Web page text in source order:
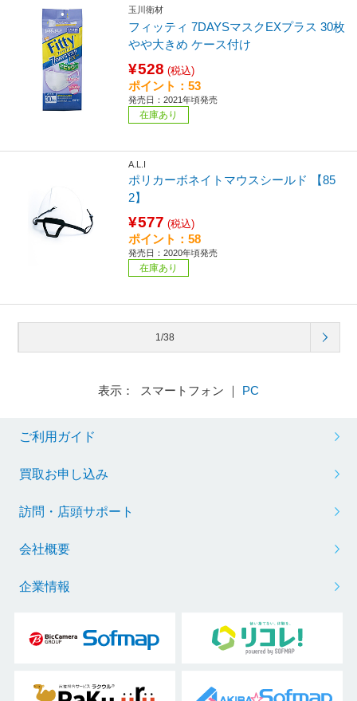
玉川衛材
フィッティ 7DAYSマスクEXプラス 30枚
やや大きめ ケース付け
¥528 (税込)
ポイント：53
発売日：2021年頃発売
在庫あり
A.L.I
ポリカーボネイトマウスシールド 【85
2】
¥577 (税込)
ポイント：58
発売日：2020年頃発売
在庫あり
1/38
表示： スマートフォン ｜ PC
ご利用ガイド
買取お申し込み
訪問・店頭サポート
会社概要
企業情報